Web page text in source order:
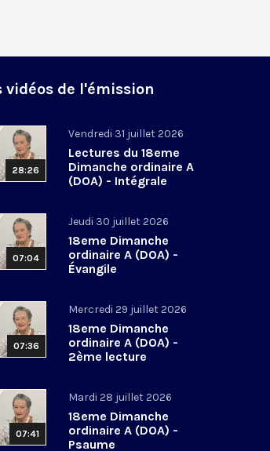
vidéos de l'émission
28:26
Vendredi 31 juillet 2026
Lectures du 18eme
Dimanche ordinaire A
(DOA) - Intégrale
07:04
Jeudi 30 juillet 2026
18eme Dimanche
ordinaire A (DOA) -
Évangile
07:36
Mercredi 29 juillet 2026
18eme Dimanche
ordinaire A (DOA) -
2ème lecture
07:41
Mardi 28 juillet 2026
18eme Dimanche
ordinaire A (DOA) -
Psaume